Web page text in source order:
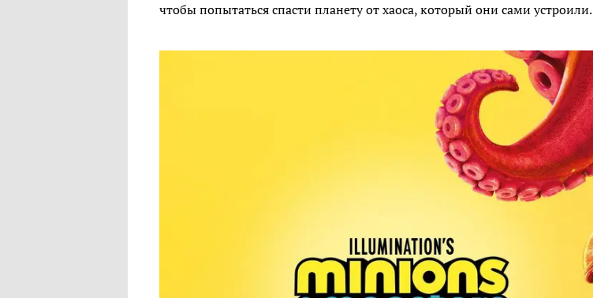
чтобы попытаться спасти планету от хаоса, который они сами устроили.